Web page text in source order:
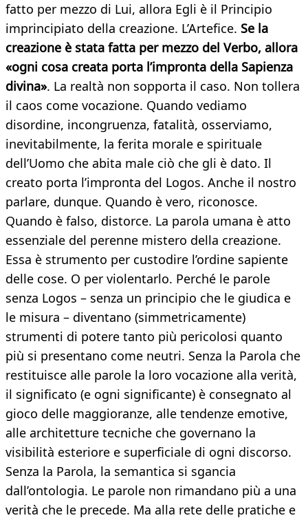
fatto per mezzo di Lui, allora Egli è il Principio
imprincipiato della creazione. L’Artefice. Se la
creazione è stata fatta per mezzo del Verbo, allora
«ogni cosa creata porta l’impronta della Sapienza
divina». La realtà non sopporta il caso. Non tollera
il caos come vocazione. Quando vediamo
disordine, incongruenza, fatalità, osserviamo,
inevitabilmente, la ferita morale e spirituale
dell’Uomo che abita male ciò che gli è dato. Il
creato porta l’impronta del Logos. Anche il nostro
parlare, dunque. Quando è vero, riconosce.
Quando è falso, distorce. La parola umana è atto
essenziale del perenne mistero della creazione.
Essa è strumento per custodire l’ordine sapiente
delle cose. O per violentarlo. Perché le parole
senza Logos – senza un principio che le giudica e
le misura – diventano (simmetricamente)
strumenti di potere tanto più pericolosi quanto
più si presentano come neutri. Senza la Parola che
restituisce alle parole la loro vocazione alla verità,
il significato (e ogni significante) è consegnato al
gioco delle maggioranze, alle tendenze emotive,
alle architetture tecniche che governano la
visibilità esteriore e superficiale di ogni discorso.
Senza la Parola, la semantica si sgancia
dall’ontologia. Le parole non rimandano più a una
verità che le precede. Ma alla rete delle pratiche e